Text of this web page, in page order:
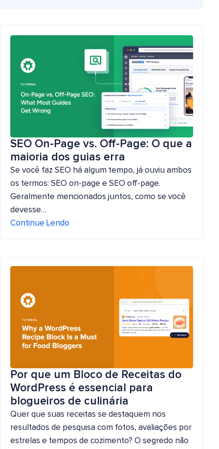
SEO On-Page vs. Off-Page: O que a
maioria dos guias erra
Se você faz SEO há algum tempo, já ouviu ambos
os termos: SEO on-page e SEO off-page.
Geralmente mencionados juntos, como se você
devesse…
Continue Lendo
Por que um Bloco de Receitas do
WordPress é essencial para
blogueiros de culinária
Quer que suas receitas se destaquem nos
resultados de pesquisa com fotos, avaliações por
estrelas e tempos de cozimento? O segredo não